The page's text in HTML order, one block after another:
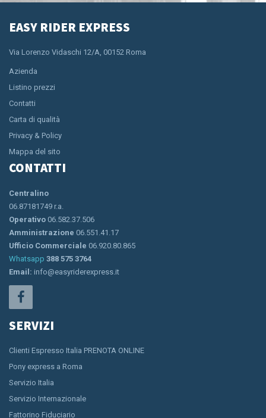
EASY RIDER EXPRESS
Via Lorenzo Vidaschi 12/A, 00152 Roma
Azienda
Listino prezzi
Contatti
Carta di qualità
Privacy & Policy
Mappa del sito
CONTATTI
Centralino
06.87181749 r.a.
Operativo 06.582.37.506
Amministrazione 06.551.41.17
Ufficio Commerciale 06.920.80.865
Whatsapp 388 575 3764
Email: info@easyriderexpress.it
SERVIZI
Clienti Espresso Italia PRENOTA ONLINE
Pony express a Roma
Servizio Italia
Servizio Internazionale
Fattorino Fiduciario